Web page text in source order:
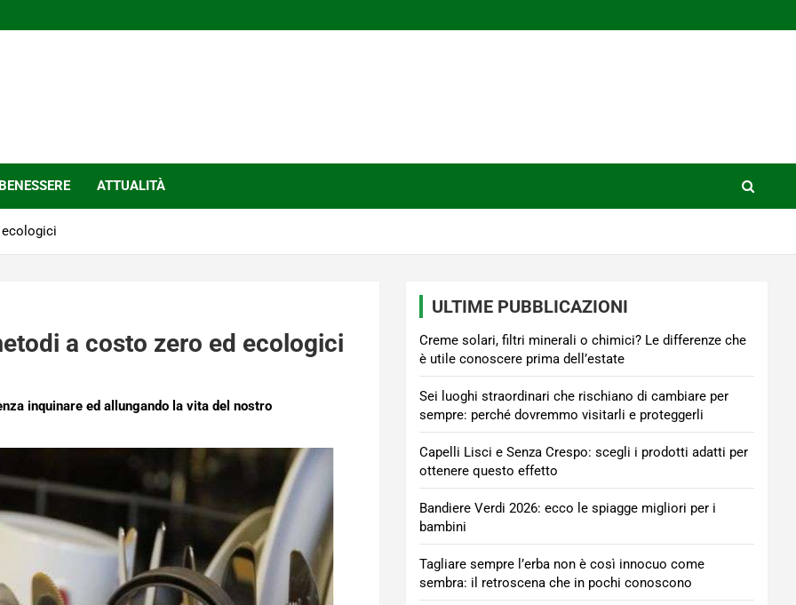
ATTUALITÀ
a costo zero ed ecologici
inquinare ed allungando la vita del nostro
ULTIME PUBBLICAZIONI
Creme solari, filtri minerali o chimici? Le differenze che
è utile conoscere prima dell’estate
Sei luoghi straordinari che rischiano di cambiare per
sempre: perché dovremmo visitarli e proteggerli
Capelli Lisci e Senza Crespo: scegli i prodotti adatti per
ottenere questo effetto
Bandiere Verdi 2026: ecco le spiagge migliori per i
bambini
Tagliare sempre l’erba non è così innocuo come
sembra: il retroscena che in pochi conoscono